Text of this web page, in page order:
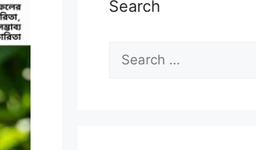
Search
Search
for: